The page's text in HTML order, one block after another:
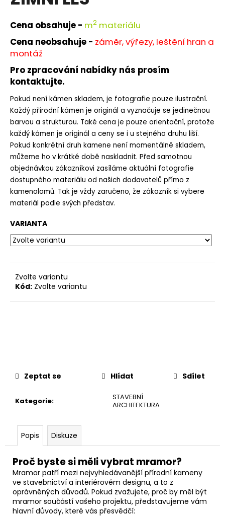
z
5
hvězdiček.
Cena obsahuje - m2 materiálu
Cena neobsahuje - záměr, výřezy, leštění hran a
montáž
Pro zpracování nabídky nás prosím
kontaktujte.
Pokud není kámen skladem, je fotografie pouze ilustrační.
Každý přírodní kámen je originál a vyznačuje se jedinečnou
barvou a strukturou. Také cena je pouze orientační, protože
každý kámen je originál a ceny se i u stejného druhu liší.
Pokud konkrétní druh kamene není momentálně skladem,
můžeme ho v krátké době naskladnit. Před samotnou
objednávkou zákazníkovi zasíláme aktuální fotografie
dostupného materiálu od našich dodavatelů přímo z
kamenolomů. Tak je vždy zaručeno, že zákazník si vybere
materiál podle svých představ.
VARIANTA
Zvolte variantu
Kód: Zvolte variantu
Kategorie:
STAVEBNÍ
ARCHITEKTURA
Zeptat se Hlídat Sdílet
Popis Diskuze
Proč byste si měli vybrat mramor?
Mramor patří mezi nejvyhledávanější přírodní kameny
ve stavebnictví a interiérovém designu, a to z
oprávněných důvodů. Pokud zvažujete, proč by měl být
mramor součástí vašeho projektu, představujeme vám
hlavní důvody, které vás přesvědčí:
j
í
t
?
HLEDAT
D
o
p
o
r
č
u
j
e
m
e